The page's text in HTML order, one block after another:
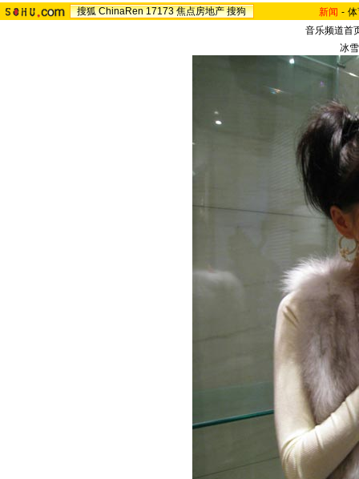
搜狐 ChinaRen 17173 焦点房地产 搜狗 新闻 -
音乐频道首
冰